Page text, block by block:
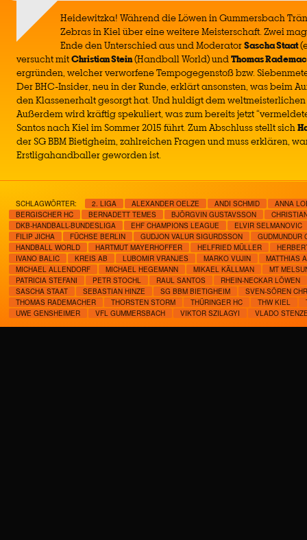
Heidewitzka! Während die Löwen in Gummersbach
Zebras in Kiel über eine weitere Meisterschaft. Zwei
Ende den Unterschied aus und ModeratorSascha Staat
versucht mitChristian Stein(Handball World) undThomas
ergründen, welcher verworfene Tempogegenstoß bzw.
Der BHC-Insider, neu in der Runde, erklärt ansonsten, was beim
den Klassenerhalt gesorgt hat. Und huldigt dem
Außerdem wird kräftig spekuliert, was zum bereits jetzt
Santos nach Kiel im Sommer 2015 führt. Zum Abschluss stellt sich
der SG BBM Bietigheim, zahlreichen Fragen und muss erklären,
Erstligahandballer geworden ist.
SCHLAGWÖRTER: 2. LIGA ALEXANDER OELZE ANDI SCHMID
ANNA
BERGISCHER HC
BERNADETT TEMES BJÖRGVIN GUSTAVSSON
DKB-HANDBALL-BUNDESLIGA
EHF CHAMPIONS LEAGUE
ELVIR SELMANOVIC
FILIP JICHA
FÜCHSE BERLIN GUDJON VALUR SIGURDSSON
GUDMUNDUR
HANDBALL WORLD
HARTMUT MAYERHOFFER HELFRIED MÜLLER
IVANO BALIC
KREIS AB LUBOMIR VRANJES MARKO VUJIN
MATTHIAS
MICHAEL ALLENDORF
MICHAEL HEGEMANN MIKAEL KÄLLMAN
MT
PATRICIA STEFANI
PETR STOCHL RAUL SANTOS
RHEIN-NECKAR LÖWEN
SASCHA STAAT
SEBASTIAN HINZE SG BBM BIETIGHEIM
SVEN-SÖREN
THOMAS RADEMACHER
THORSTEN STORM THÜRINGER HC THW KIEL
UWE GENSHEIMER
VFL GUMMERSBACH VIKTOR SZILAGYI VLADO